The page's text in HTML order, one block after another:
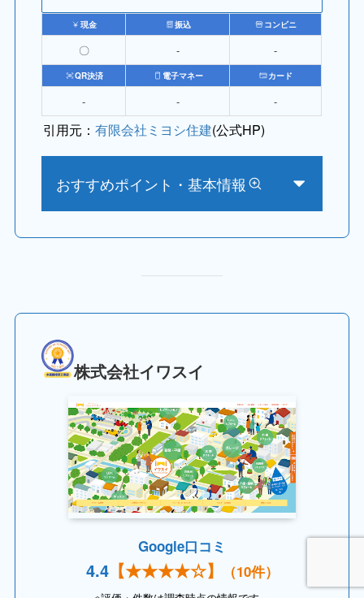
現金 振込 コンビニ
〇 ‐ ‐
QR決済 電子マネー カード
‐ ‐ ‐
引用元：有限会社ミヨシ住建(公式HP)
おすすめポイント・基本情報
株式会社イワスイ
Google口コミ
4.4【★★★★☆】 （10件）